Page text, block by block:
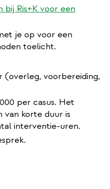
bij Ris+K voor een
je op voor een
toelicht.
(overleg, voorbereiding,
per casus. Het
korte duur is
interventie-uren.